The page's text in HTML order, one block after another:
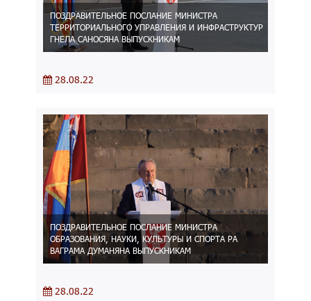
ПОЗДРАВИТЕЛЬНОЕ ПОСЛАНИЕ МИНИСТРА
ТЕРРИТОРИАЛЬНОГО УПРАВЛЕНИЯ И ИНФРАСТРУКТУР
ГНЕЛА САНОСЯНА ВЫПУСКНИКАМ
28.08.22
ПОЗДРАВИТЕЛЬНОЕ ПОСЛАНИЕ МИНИСТРА
ОБРАЗОВАНИЯ, НАУКИ, КУЛЬТУРЫ И СПОРТА РА
ВАГРАМА ДУМАНЯНА ВЫПУСКНИКАМ
28.08.22